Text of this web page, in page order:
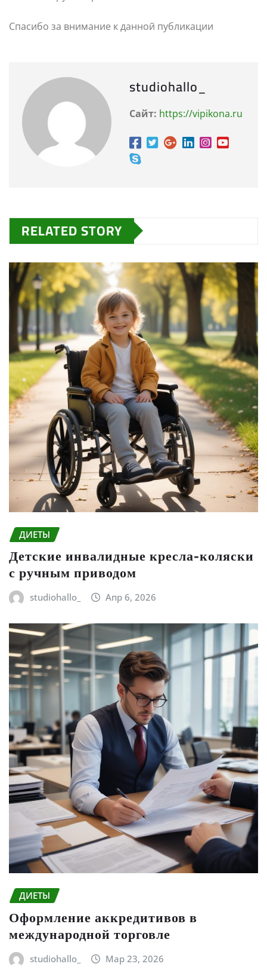
Спасибо за внимание к данной публикации
studiohallo_
Сайт: https://vipikona.ru
RELATED STORY
ДИЕТЫ
Детские инвалидные кресла-коляски
с ручным приводом
studiohallo_ Апр 6, 2026
ДИЕТЫ
Оформление аккредитивов в
международной торговле
studiohallo_ Мар 23, 2026